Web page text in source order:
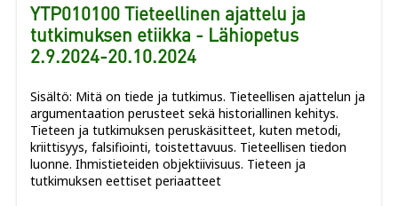
YTP010100 Tieteellinen ajattelu ja
tutkimuksen etiikka - Lähiopetus
2.9.2024-20.10.2024
Sisältö: Mitä on tiede ja tutkimus. Tieteellisen ajattelun ja
argumentaation perusteet sekä historiallinen kehitys.
Tieteen ja tutkimuksen peruskäsitteet, kuten metodi,
kriittisyys, falsifiointi, toistettavuus. Tieteellisen tiedon
luonne. Ihmistieteiden objektiivisuus. Tieteen ja
tutkimuksen eettiset periaatteet